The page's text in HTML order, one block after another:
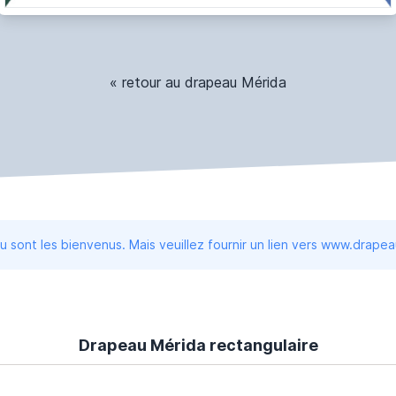
« retour au drapeau Mérida
sont les bienvenus. Mais veuillez fournir un lien vers
Drapeau Mérida rectangulaire